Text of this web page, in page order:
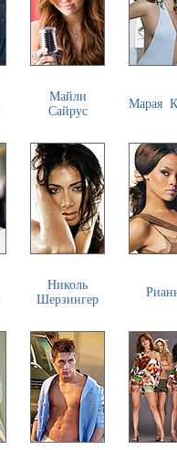
Майли
Сайрус
Марая
Николь
Шерзингер